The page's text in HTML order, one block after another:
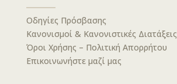
Οδηγίες Πρόσβασης
Κανονισμοί & Κανονιστικές Διατάξεις
Όροι Χρήσης – Πολιτική Απορρήτου
Επικοινωνήστε μαζί μας